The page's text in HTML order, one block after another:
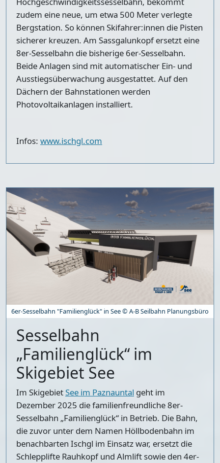
zudem eine neue, um etwa 500 Meter verlegte
Bergstation. So können Skifahrer:innen die Pisten
sicherer kreuzen. Am Sassgalunkopf ersetzt eine
8er-Sesselbahn die bisherige 6er-Sesselbahn.
Beide Anlagen sind mit automatischer Ein- und
Ausstiegsüberwachung ausgestattet. Auf den
Dächern der Bahnstationen werden
Photovoltaikanlagen installiert.
Infos: www.ischgl.com
6er-Sesselbahn "Familienglück" in See © A-B Seilbahn Planungsbüro
Sesselbahn
„Familienglück“ im
Skigebiet See
Im SkigebietSee im Paznauntal geht im
Dezember 2025 die familienfreundliche 8er-
Sesselbahn „Familienglück“ in Betrieb. Die Bahn,
die zuvor unter dem Namen Höllbodenbahn im
benachbarten Ischgl im Einsatz war, ersetzt die
Schlepplifte Rauhkopf und Almlift sowie den 4er-